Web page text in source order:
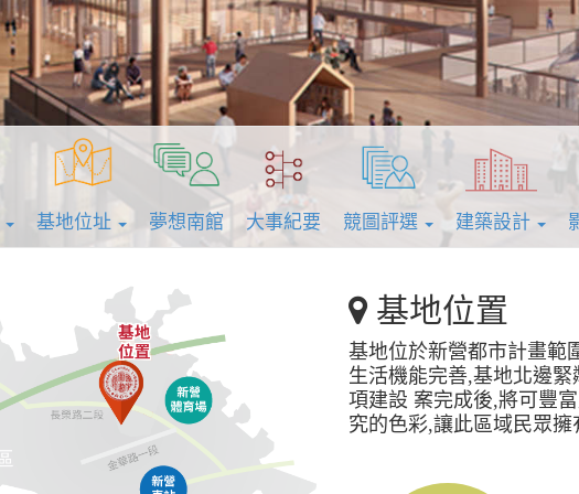
基地位址 夢想南館 大事紀要 競圖評選 建築設計
基地位置
基地位於新營都市計畫範
生活機能完善,基地北邊
項建設 案完成後,將可豐
究的色彩,讓此區域民眾